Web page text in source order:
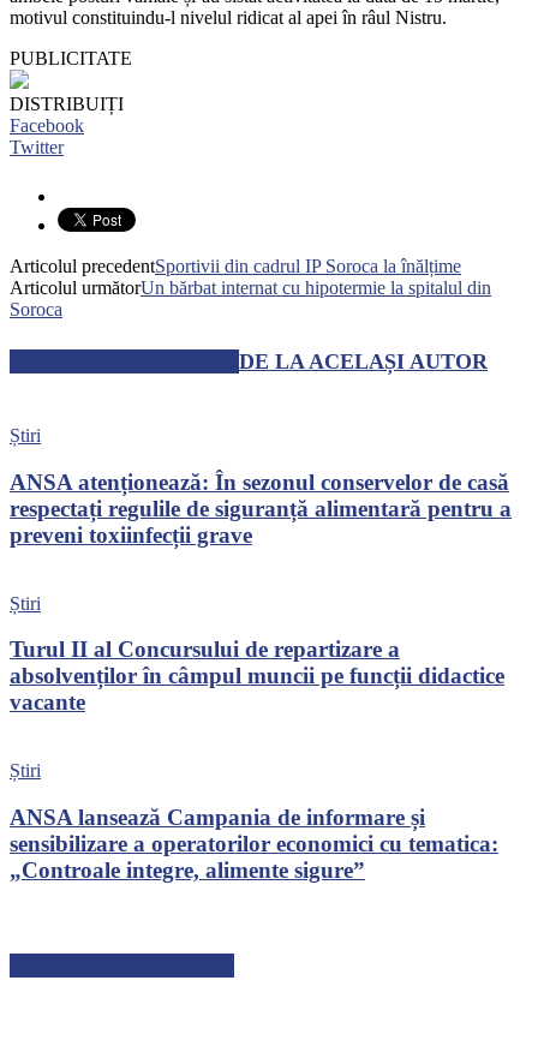
motivul constituindu-l nivelul ridicat al apei în râul Nistru.
PUBLICITATE
DISTRIBUIȚI
Facebook
Twitter
Articolul precedentSportivii din cadrul IP Soroca la înălțime
Articolul următorUn bărbat internat cu hipotermie la spitalul din
Soroca
DE LA ACELAȘI AUTOR
Știri
ANSA atenționează: În sezonul conservelor de casă
respectați regulile de siguranță alimentară pentru a
preveni toxiinfecții grave
Știri
Turul II al Concursului de repartizare a
absolvenților în câmpul muncii pe funcții didactice
vacante
Știri
ANSA lansează Campania de informare și
sensibilizare a operatorilor economici cu tematica:
„Controale integre, alimente sigure”